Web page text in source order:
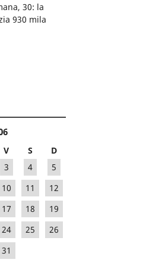
30: la
930 mila
V S
D
3 4
5
10 11
12
17 18
19
24 25
26
31